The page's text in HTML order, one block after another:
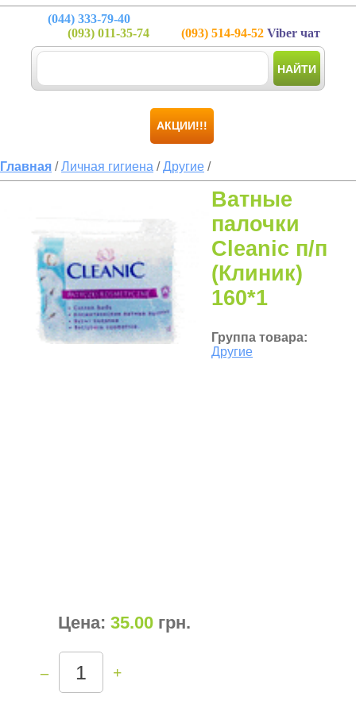
(044) 333-79-40
(093) 011-35-74 (093) 514-94-52 Viber чат
НАЙТИ
АКЦИИ!!!
Главная /Личная гигиена /Другие /
Ватные
палочки
Cleanic п/п
(Клиник)
160*1
Группа товара:
Другие
Цена: 35.00 грн.
– +